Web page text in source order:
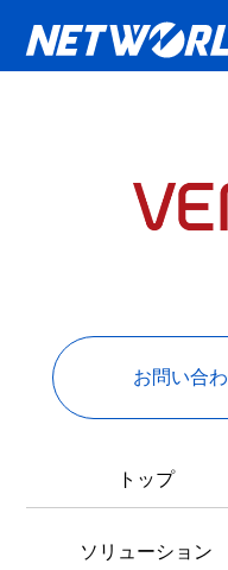
お問い合
トップ
ソリューション